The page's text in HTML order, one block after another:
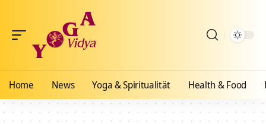
Home News Yoga & Spiritualität Health & Food